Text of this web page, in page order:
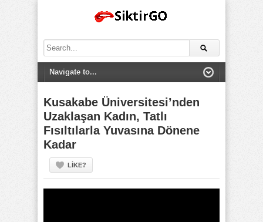
Search
for:
Kusakabe Üniversitesi’nden
Uzaklaşan Kadın, Tatlı
Fısıltılarla Yuvasına Dönene
Kadar
LIKE?